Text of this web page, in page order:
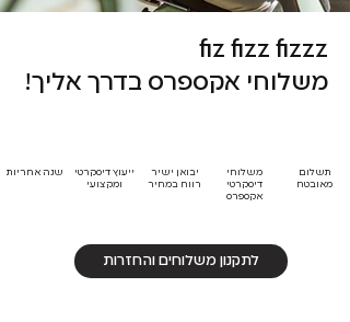
fiz fizz fizzz
משלוחי אקספרס בדרך אליך!
תשלום
מאובטח
משלוחי
דיסקרטי
אקספרס
יבואן ישיר
רווח במחיר
ייעוץ דיסקרטי
ומקצועי
שנה אחריות
לתקנון משלוחים והחזרות